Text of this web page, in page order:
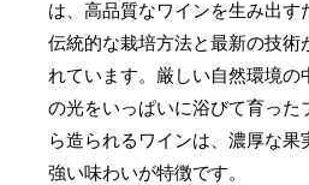
は、高品質なワインを生み出す
伝統的な栽培方法と最新の技術
れています。厳しい自然環境の
の光をいっぱいに浴びて育った
ら造られるワインは、濃厚な果
強い味わいが特徴です。